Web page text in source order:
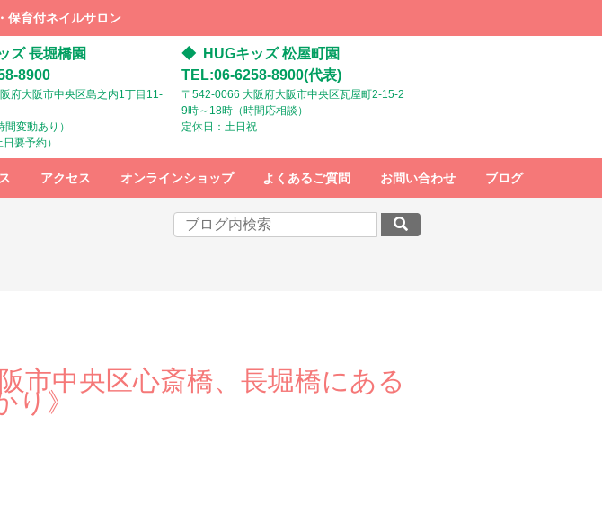
保育付ネイルサロン
ズ 長堀橋園
8900
府大阪市中央区島之内1丁目11-
変動あり）
要予約）
HUGキッズ 松屋町園
TEL:06-6258-8900(代表)
〒542-0066 大阪府大阪市中央区瓦屋町2-15-2
9時～18時（時間応相談）
定休日：土日祝
アクセス オンラインショップ よくあるご質問 お問い合わせ ブログ
市中央区心斎橋、長堀橋にある
り》